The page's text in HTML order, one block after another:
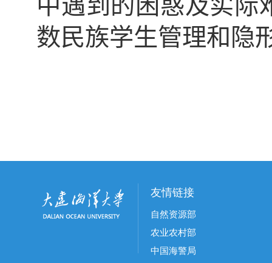
中遇到的困惑及实际
数民族学生管理和隐
友情链接
自然资源部
农业农村部
中国海警局